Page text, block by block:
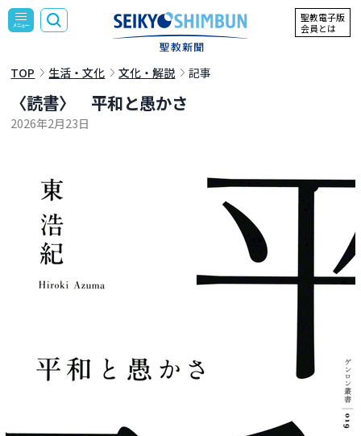
聖教電子版
会員とは
TOP 生活・文化 文化・解説 記事
〈読書〉 平和と愚かさ
2026年2月23日